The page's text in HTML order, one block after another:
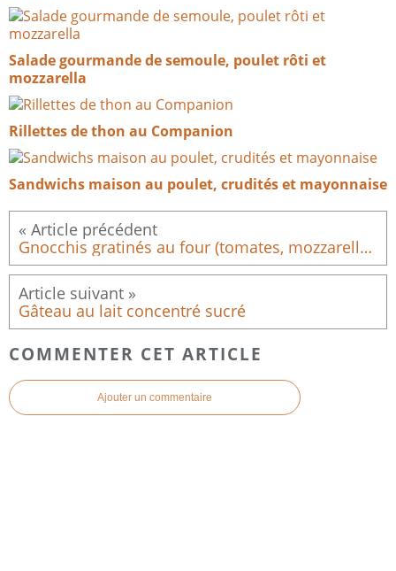
Salade gourmande de semoule, poulet rôti et
mozzarella
Rillettes de thon au Companion
Sandwichs maison au poulet, crudités et mayonnaise
Gnocchis gratinés au four (tomates, mozzarella & knackys)
Gâteau au lait concentré sucré
COMMENTER CET ARTICLE
Ajouter un commentaire